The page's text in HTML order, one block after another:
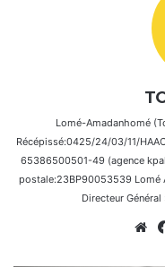
Lomé-Amadanhomé
Récépissé:0425/24/03/11/
65386500501-49 (agence
postale:23BP90053539 Lomé
Directeur